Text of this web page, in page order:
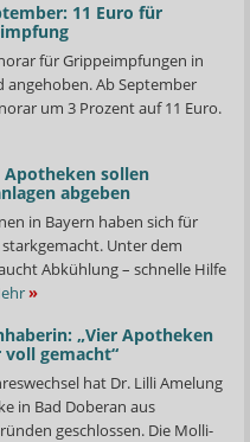
Rückzug aus dem Bereich beschlossen
11 Euro für
für Grippeimpfungen in
angehoben. Ab September
um 3 Prozent auf 11 Euro.
Apotheken sollen
abgeben
in Bayern haben sich für
Unter dem
Abkühlung – schnelle Hilfe
»
„Vier Apotheken
voll gemacht“
hat Dr. Lilli Amelung
in Bad Doberan aus
geschlossen. Die Molli-